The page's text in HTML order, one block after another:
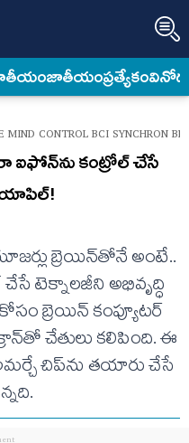
జాతీయంప్రత్యేకం
MIND CONTROL BCI SYNCHRON
ఐఫోన్‌ను కంట్రోల్‌ చేసే
యాపిల్‌!
బ్రెయిన్‌తోనే అంటే..
టెక్నాలజీని అభివృద్ధి
బ్రెయిన్‌ కంప్యూటర్‌
చేతులు కలిపింది. ఈ
చిప్‌ను తయారు చేసే